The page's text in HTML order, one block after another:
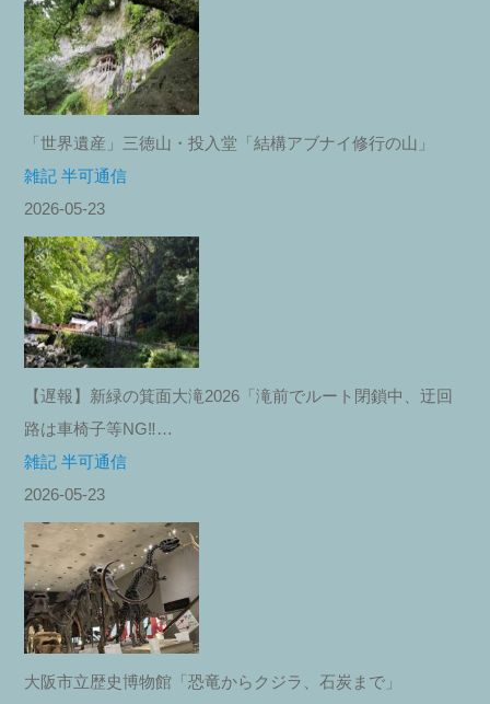
「世界遺産」三徳山・投入堂「結構アブナイ修行の山」
雑記 半可通信
2026-05-23
【遅報】新緑の箕面大滝2026「滝前でルート閉鎖中、迂回
路は車椅子等NG‼︎…
雑記 半可通信
2026-05-23
大阪市立歴史博物館「恐竜からクジラ、石炭まで」